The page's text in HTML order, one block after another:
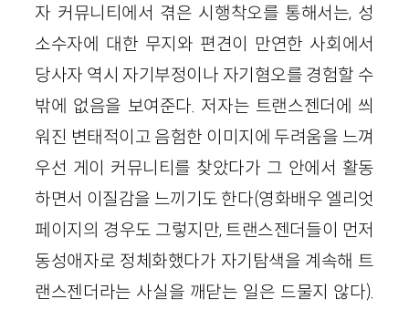
자 커뮤니티에서 겪은 시행착오를 통해서는, 성
소수자에 대한 무지와 편견이 만연한 사회에서
당사자 역시 자기부정이나 자기혐오를 경험할 수
밖에 없음을 보여준다. 저자는 트랜스젠더에 씌
워진 변태적이고 음험한 이미지에 두려움을 느껴
우선 게이 커뮤니티를 찾았다가 그 안에서 활동
하면서 이질감을 느끼기도 한다(영화배우 엘리엇
페이지의 경우도 그렇지만, 트랜스젠더들이 먼저
동성애자로 정체화했다가 자기탐색을 계속해 트
랜스젠더라는 사실을 깨닫는 일은 드물지 않다).